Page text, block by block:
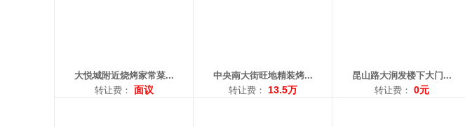
大悦城附近烧烤家常菜...
转让费： 面议
中央南大街旺地精装烤...
转让费：
13.5万
昆山路大润发楼下大门...
转让费： 0元